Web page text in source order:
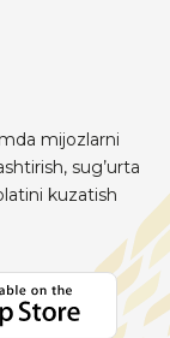
mijozlarni
sug’urta
kuzatish